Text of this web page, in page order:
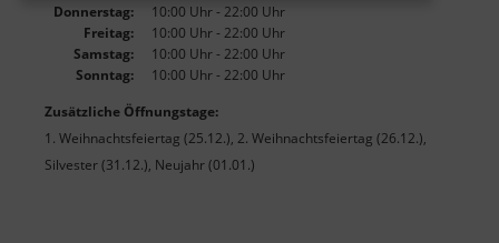
Donnerstag:
10:00 Uhr - 22:00 Uhr
Freitag:
10:00 Uhr - 22:00 Uhr
Samstag:
10:00 Uhr - 22:00 Uhr
Sonntag:
10:00 Uhr - 22:00 Uhr
Zusätzliche Öffnungstage:
1. Weihnachtsfeiertag (25.12.), 2. Weihnachtsfeiertag (26.12.),
Silvester (31.12.), Neujahr (01.01.)